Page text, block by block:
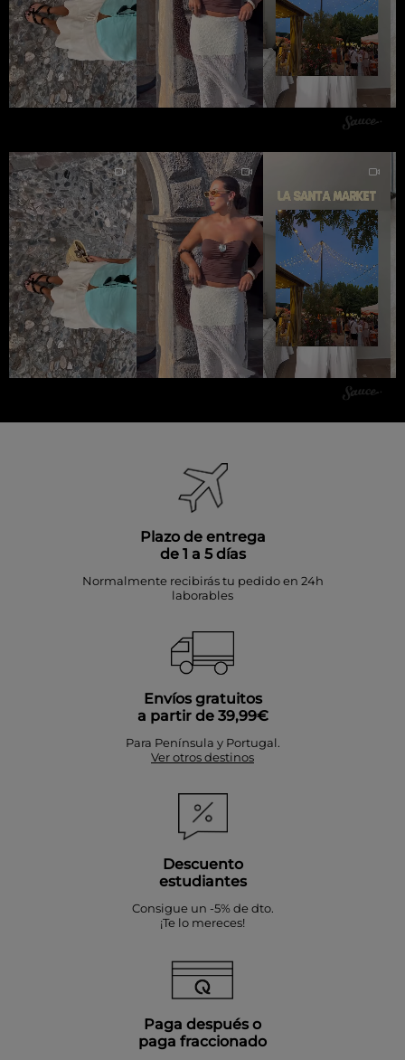
Plazo de entrega
de 1 a 5 días
Normalmente recibirás tu pedido en 24h
laborables
Envíos gratuitos
a partir de 39,99€
Para Península y Portugal.
Ver otros destinos
Descuento
estudiantes
Consigue un -5% de dto.
¡Te lo mereces!
Paga después o
paga fraccionado